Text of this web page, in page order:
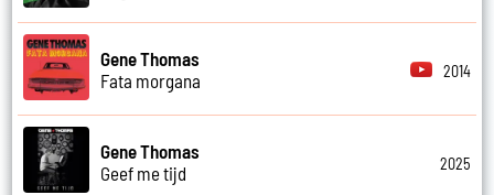
Gene Thomas
Fata morgana
2014
Gene Thomas
Geef me tijd
2025